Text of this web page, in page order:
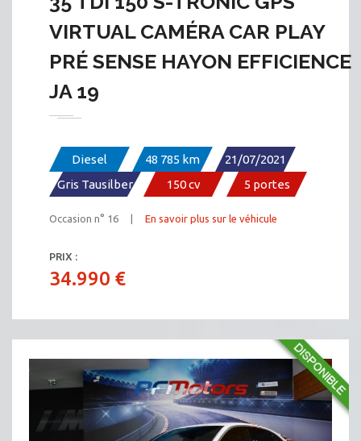
VIRTUAL CAMÉRA CAR PLAY
PRÉ SENSE HAYON EFFICIENCE
JA 19
Diesel 48 785 km
21/07/2021
Gris Tausilber
150 cv 5 portes
Occasion n° 16 | En savoir plus sur le véhicule
PRIX :
34.990 €